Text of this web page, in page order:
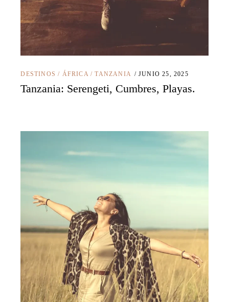
DESTINOS / ÁFRICA /TANZANIA JUNIO 25, 2025
Tanzania: Serengeti, Cumbres, Playas.